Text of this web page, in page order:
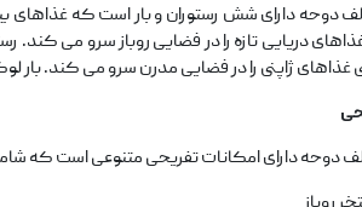
دارای شش رستوران و بار است که غذاهای
دریایی تازه را در فضایی روباز سرو می
غذاهای ژاپنی را در فضایی مدرن سرو می کند. بار
دارای امکانات تفریحی متنوعی است که